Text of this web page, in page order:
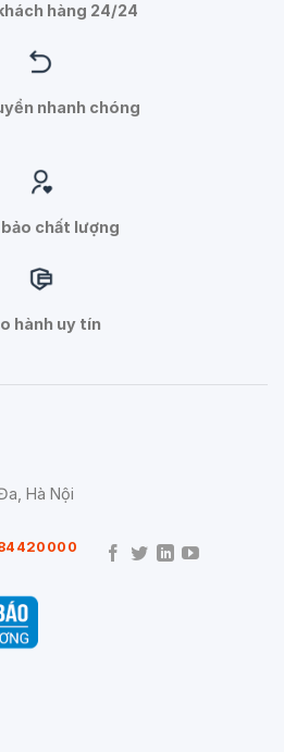
hàng 24/24
nhanh chóng
chất lượng
hành uy tín
Hà Nội